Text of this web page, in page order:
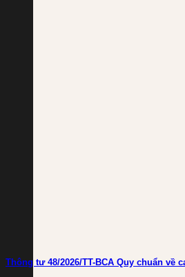
Thông tư 48/2026/TT-BCA Quy chuẩn về